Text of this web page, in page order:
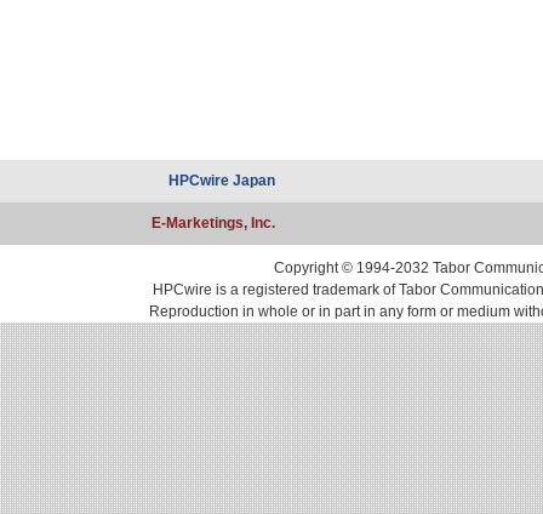
HPCwire Japan
E-Marketings, Inc.
Copyright © 1994-2032 Tabor
HPCwire is a registered trademark of Tabor
Reproduction in whole or in part in any form or medium